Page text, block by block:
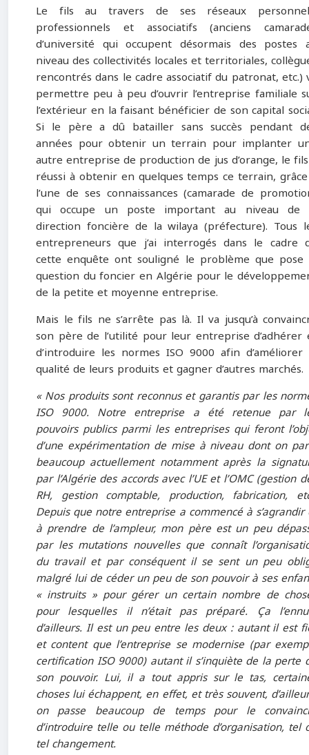
Le fils au travers de ses réseaux
professionnels et associatifs (anciens
d’université qui occupent désormais des postes
niveau des collectivités locales et territoriales,
rencontrés dans le cadre associatif du patronat, etc.)
permettre peu à peu d’ouvrir l’entreprise familiale
l’extérieur en la faisant bénéficier de son capital
Si le père a dû batailler sans succès pendant
années pour obtenir un terrain pour implanter
autre entreprise de production de jus d’orange, le
réussi à obtenir en quelques temps ce terrain,
l’une de ses connaissances (camarade de
qui occupe un poste important au niveau de
direction foncière de la wilaya (préfecture). Tous
entrepreneurs que j’ai interrogés dans le cadre
cette enquête ont souligné le problème que pose
question du foncier en Algérie pour le
de la petite et moyenne entreprise.
Mais le fils ne s’arrête pas là. Il va jusqu’à
son père de l’utilité pour leur entreprise d’adhérer
d’introduire les normes ISO 9000 afin d’améliorer
qualité de leurs produits et gagner d’autres marchés.
« Nos produits sont reconnus et garantis par les
ISO 9000. Notre entreprise a été retenue par
pouvoirs publics parmi les entreprises qui feront
d’une expérimentation de mise à niveau dont on
beaucoup actuellement notamment après la
par l’Algérie des accords avec l’UE et l’OMC (gestion
RH, gestion comptable, production, fabrication,
Depuis que notre entreprise a commencé à s’agrandir
à prendre de l’ampleur, mon père est un peu
par les mutations nouvelles que connaît
du travail et par conséquent il se sent un peu
malgré lui de céder un peu de son pouvoir à ses
« instruits » pour gérer un certain nombre de
pour lesquelles il n’était pas préparé. Ça
d’ailleurs. Il est un peu entre les deux : autant il est
et content que l’entreprise se modernise (par
certification ISO 9000) autant il s’inquiète de la perte
son pouvoir. Lui, il a tout appris sur le tas,
choses lui échappent, en effet, et très souvent,
on passe beaucoup de temps pour le
d’introduire telle ou telle méthode d’organisation, tel
tel changement.